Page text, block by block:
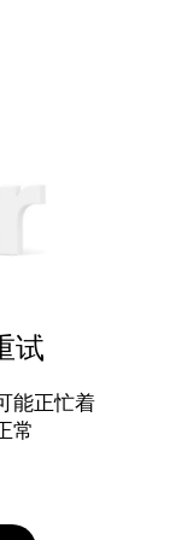
试
能正忙着
常